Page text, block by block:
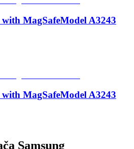
MagSafeModel A3243
MagSafeModel A3243
Samsung